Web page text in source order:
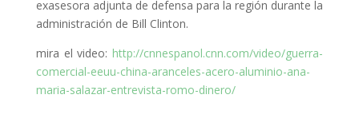
exasesora adjunta de defensa para la región durante la
administración de Bill Clinton.
mira el video: http://cnnespanol.cnn.com/video/guerra-
comercial-eeuu-china-aranceles-acero-aluminio-ana-
maria-salazar-entrevista-romo-dinero/